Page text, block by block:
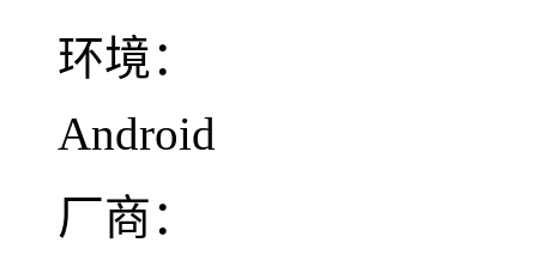
环境：
Android
厂商：